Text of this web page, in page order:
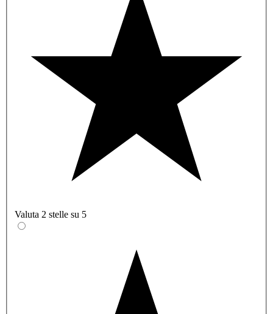
Valuta 2 stelle su 5